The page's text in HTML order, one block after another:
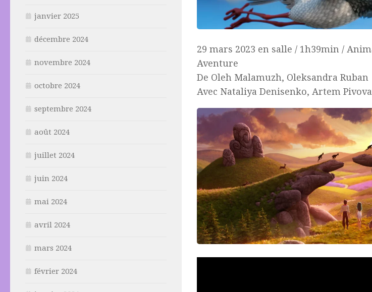
29 mars 2023 en salle / 1h39min /
Aventure
De Oleh Malamuzh, Oleksandra Ruban
Avec Nataliya Denisenko, Artem
janvier 2025
décembre 2024
novembre 2024
octobre 2024
septembre 2024
août 2024
juillet 2024
juin 2024
mai 2024
avril 2024
mars 2024
février 2024